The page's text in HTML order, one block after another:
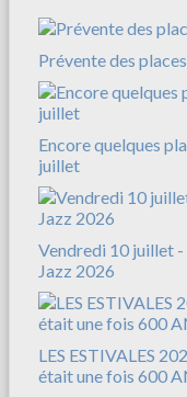
Prévente des
Encore quelques
juillet
Vendredi 10 juillet -
Jazz 2026
LES ESTIVALES
était une fois 600